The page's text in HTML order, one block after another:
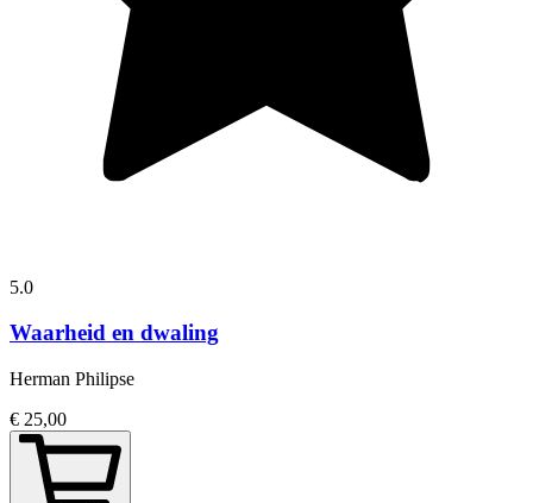
5.0
Waarheid en dwaling
Herman Philipse
€ 25,00